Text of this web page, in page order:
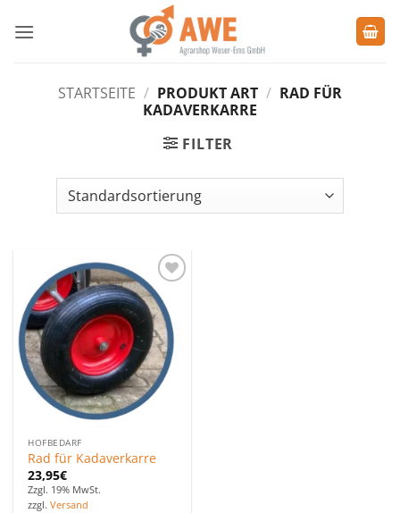
Inhalt
STARTSEITE / PRODUKT ART / RAD FÜR
KADAVERKARRE
FILTER
Zu den
Favoriten
hinzufügen
HOFBEDARF
Rad für Kadaverkarre
23,95€
Zzgl. 19% MwSt.
zzgl.Versand